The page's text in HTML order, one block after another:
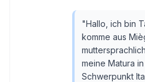
"Hallo, ich bin
komme aus
meine Matura
Schwerpunkt